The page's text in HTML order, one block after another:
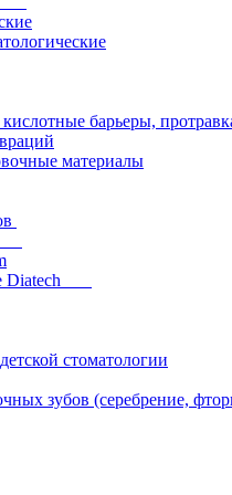
барьеры,
материалы
Diatech
стоматологии
зубов (серебрение,